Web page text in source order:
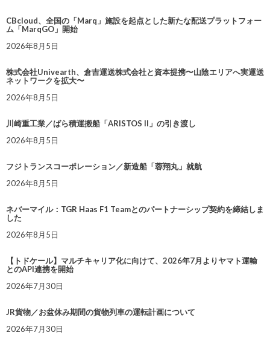
CBcloud、全国の「Marq」施設を起点とした新たな配送プラットフォー
ム「MarqGO」開始
2026年8月5日
株式会社Univearth、倉吉運送株式会社と資本提携〜山陰エリアへ実運送
ネットワークを拡大〜
2026年8月5日
川崎重工業／ばら積運搬船「ARISTOS II」の引き渡し
2026年8月5日
フジトランスコーポレーション／新造船「蓉翔丸」就航
2026年8月5日
ネバーマイル：TGR Haas F1 Teamとのパートナーシップ契約を締結しま
した
2026年8月5日
【トドケール】マルチキャリア化に向けて、2026年7月よりヤマト運輸
とのAPI連携を開始
2026年7月30日
JR貨物／お盆休み期間の貨物列車の運転計画について
2026年7月30日